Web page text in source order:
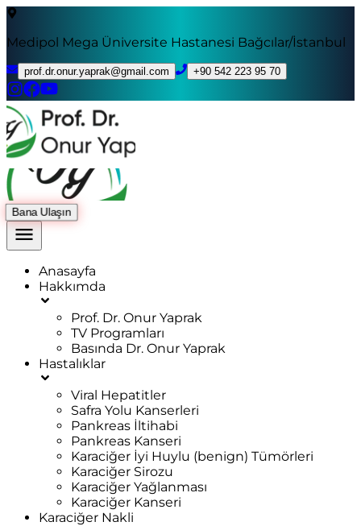
Medipol Mega Üniversite Hastanesi Bağcılar/İstanbul
prof.dr.onur.yaprak@gmail.com +90 542 223 95 70
Bana Ulaşın
Anasayfa
Hakkımda
Prof. Dr. Onur Yaprak
TV Programları
Basında Dr. Onur Yaprak
Hastalıklar
Viral Hepatitler
Safra Yolu Kanserleri
Pankreas İltihabi
Pankreas Kanseri
Karaciğer İyi Huylu (benign) Tümörleri
Karaciğer Sirozu
Karaciğer Yağlanması
Karaciğer Kanseri
Karaciğer Nakli